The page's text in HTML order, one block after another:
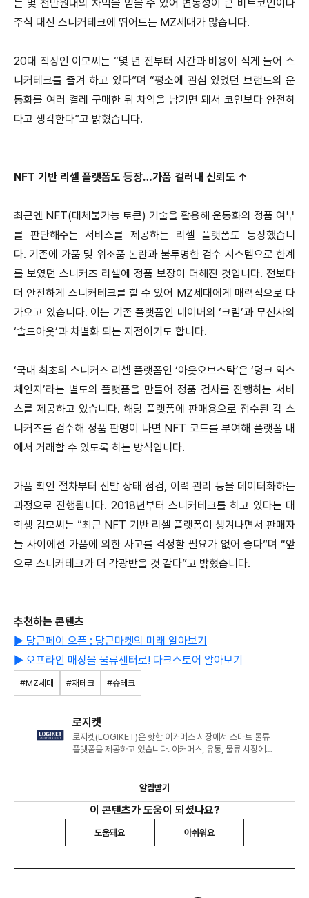
는 몇 천만원대의 차익을 얻을 수 있어 변동성이 큰 비트코인이나
주식 대신 스니커테크에 뛰어드는 MZ세대가 많습니다.
20대 직장인 이모씨는 “몇 년 전부터 시간과 비용이 적게 들어 스
니커테크를 즐겨 하고 있다”며 “평소에 관심 있었던 브랜드의 운
동화를 여러 켤레 구매한 뒤 차익을 남기면 돼서 코인보다 안전하
다고 생각한다”고 밝혔습니다.
NFT 기반 리셀 플랫폼도 등장…가품 걸러내 신뢰도 ↑
최근엔 NFT(대체불가능 토큰) 기술을 활용해 운동화의 정품 여부
를 판단해주는 서비스를 제공하는 리셀 플랫폼도 등장했습니
다. 기존에 가품 및 위조품 논란과 불투명한 검수 시스템으로 한계
를 보였던 스니커즈 리셀에 정품 보장이 더해진 것입니다. 전보다
더 안전하게 스니커테크를 할 수 있어 MZ세대에게 매력적으로 다
가오고 있습니다. 이는 기존 플랫폼인 네이버의 ‘크림’과 무신사의
‘솔드아웃’과 차별화 되는 지점이기도 합니다.
‘국내 최초의 스니커즈 리셀 플랫폼인 ‘아웃오브스탁’은 ‘덩크 익스
체인지’라는 별도의 플랫폼을 만들어 정품 검사를 진행하는 서비
스를 제공하고 있습니다. 해당 플랫폼에 판매용으로 접수된 각 스
니커즈를 검수해 정품 판명이 나면 NFT 코드를 부여해 플랫폼 내
에서 거래할 수 있도록 하는 방식입니다.
가품 확인 절차부터 신발 상태 점검, 이력 관리 등을 데이터화하는
과정으로 진행됩니다. 2018년부터 스니커테크를 하고 있다는 대
학생 김모씨는 “최근 NFT 기반 리셀 플랫폼이 생겨나면서 판매자
들 사이에선 가품에 의한 사고를 걱정할 필요가 없어 좋다”며 “앞
으로 스니커테크가 더 각광받을 것 같다”고 밝혔습니다.
추천하는 콘텐츠
▶ 당근페이 오픈 : 당근마켓의 미래 알아보기
▶ 오프라인 매장을 물류센터로! 다크스토어 알아보기
#MZ세대 #재테크 #슈테크
로지켓
로지켓(LOGIKET)은 핫한 이커머스 시장에서 스마트 물류
플랫폼을 제공하고 있습니다. 이커머스, 유통, 물류 시장에
알림받기
이 콘텐츠가 도움이 되셨나요?
도움돼요 아쉬워요